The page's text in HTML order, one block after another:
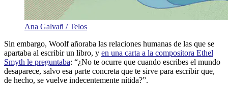
Ana Galvañ / Telos
Sin embargo, Woolf añoraba las relaciones humanas de las que se
apartaba al escribir un libro, y en una carta a la compositora Ethel
Smyth le preguntaba: “¿No te ocurre que cuando escribes el mundo
desaparece, salvo esa parte concreta que te sirve para escribir que,
de hecho, se vuelve indecentemente nítida?”.